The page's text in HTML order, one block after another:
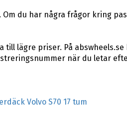
Om du har några frågor kring
lägre priser. På abswheels.se
när du letar
Volvo S70 17 tum